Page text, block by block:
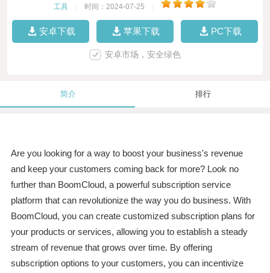
工具 时间：2024-07-25
安卓下载 苹果下载 PC下载
安卓市场，安全绿色
简介 排行
Are you looking for a way to boost your business's revenue
and keep your customers coming back for more? Look no
further than BoomCloud, a powerful subscription service
platform that can revolutionize the way you do business. With
BoomCloud, you can create customized subscription plans for
your products or services, allowing you to establish a steady
stream of revenue that grows over time. By offering
subscription options to your customers, you can incentivize